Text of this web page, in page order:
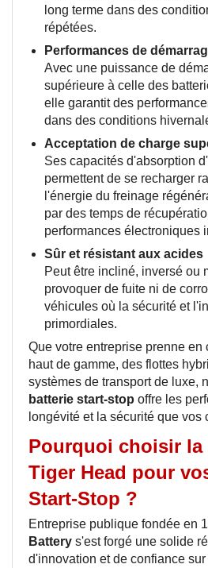
long terme dans des
répétées.
Performances de
Avec une puissance de
supérieure à celle des
elle garantit des
dans des conditions
Acceptation de charge
Ses capacités d'absorption
permettent de se recharger
l'énergie du freinage
par des temps de
performances électroniques
Sûr et résistant aux acides
Peut être incliné, inversé ou
provoquer de fuite ni de
véhicules où la sécurité et
primordiales.
Que votre entreprise prenne en
haut de gamme, des flottes
systèmes de transport de luxe,
batterie start-stop offre les
longévité et la sécurité que vos
Pourquoi choisir la
Tiger Head pour
Start-Stop ?
Entreprise publique fondée en
Battery s'est forgé une solide
d'innovation et de confiance